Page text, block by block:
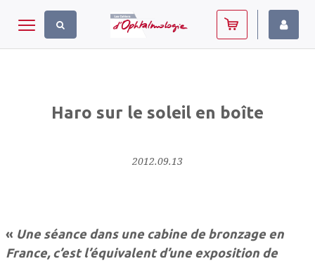
Toggle navigation
Haro sur le soleil en boîte
2012.09.13
« Une séance dans une cabine de bronzage en
France, c’est l’équivalent d’une exposition de
Panneau de gestion des cookies